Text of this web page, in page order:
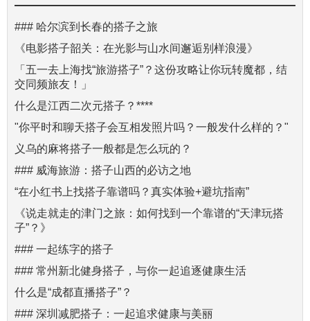
### 哈尔滨到长春的搭子之旅
《电影搭子韶关：在光影与山水间邂逅别样浪漫》
「五一去上海找“旅游搭子”？这份攻略让你玩转魔都，结
交同频旅友！」
什么是江西二次元搭子？****
"你平时和聊天搭子会互相发照片吗？一般发什么样的？"
义乌的麻将搭子一般都是怎么玩的？
### 威海旅游：搭子山西的必访之地
“在小红书上找搭子靠谱吗？真实体验+避坑指南”
《说走就走的津门之旅：如何找到一个靠谱的“天津玩搭
子”？》
### 一起练字的搭子
### 常州新北健身搭子，与你一起追逐健康生活
什么是“成都直播搭子”？
### 深圳减肥搭子：一起追求健康与美丽